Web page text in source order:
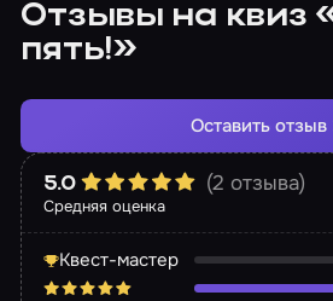
Отзывы на квиз
пять!»
Средняя оценка
5.0 (2 отзыва)
Квест-мастер
Оставить отзыв